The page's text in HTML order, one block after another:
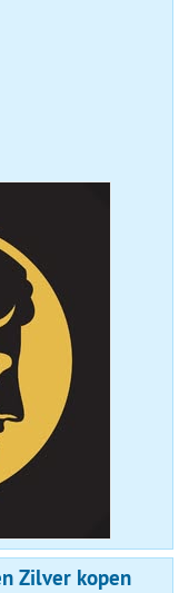
Zilver kopen